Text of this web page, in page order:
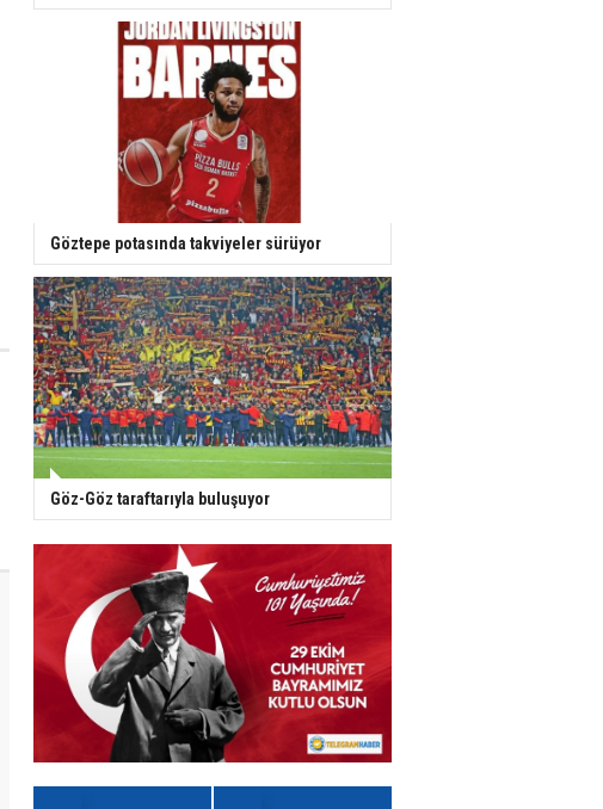
Göztepe potasında takviyeler sürüyor
Göz-Göz taraftarıyla buluşuyor